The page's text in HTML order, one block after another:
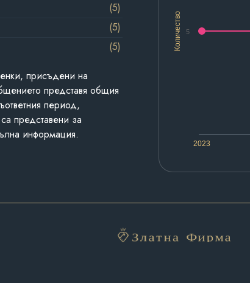
Количество
2023
5
(5)
(5)
(5)
присъдени на
представя общия
период,
представени за
информация.